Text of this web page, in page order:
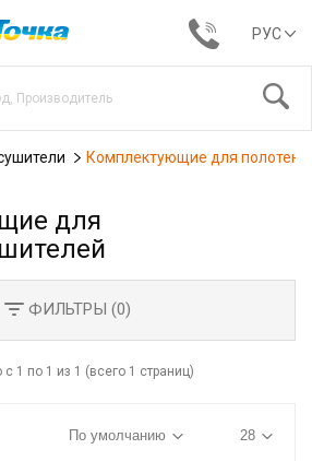
РУС
Комплектующие для
для
ФИЛЬТРЫ (0)
с 1 по 1 из 1 (всего 1 страниц)